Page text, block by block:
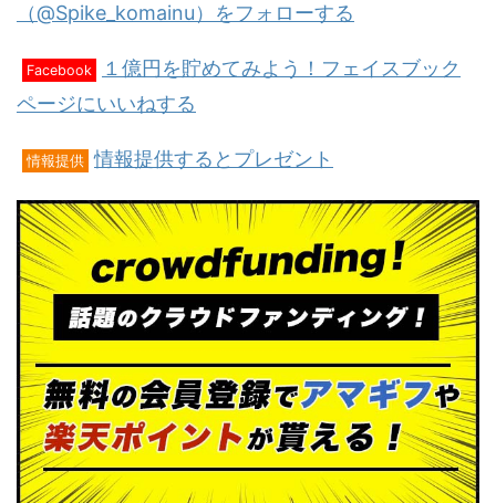
（@Spike_komainu）をフォローする
Facebook
１億円を貯めてみよう！フェイスブック
ページにいいねする
情報提供 情報提供するとプレゼント